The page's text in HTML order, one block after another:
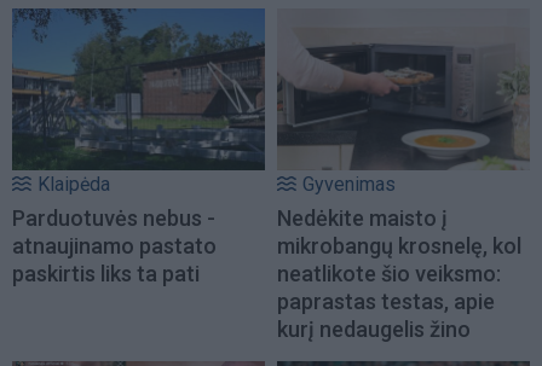
Klaipėda
Parduotuvės nebus -
atnaujinamo pastato
paskirtis liks ta pati
Gyvenimas
Nedėkite maisto į
mikrobangų krosnelę, kol
neatlikote šio veiksmo:
paprastas testas, apie
kurį nedaugelis žino